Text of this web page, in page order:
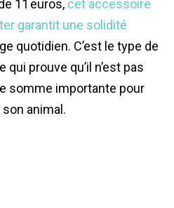
11 euros, cet accessoire
garantit une solidité
quotidien. C’est le type de
prouve qu’il n’est pas
somme importante pour
animal.